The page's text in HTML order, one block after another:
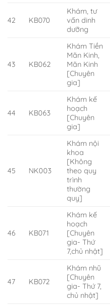
42 KB070
Khám, tư
vấn dinh
dưỡng
43 KB062
Khám Tiền
Mãn Kinh,
Mãn Kinh
[Chuyên
gia]
44 KB063
Khám kế
hoạch
[Chuyên
gia]
45 NK003
Khám nội
khoa
[Không
theo quy
trình
thường
quy]
46 KB071
Khám kế
hoạch
[Chuyên
gia- Thứ
7,chủ nhật]
47 KB072
Khám nhũ
[Chuyên
gia- Thứ 7,
chủ nhật]